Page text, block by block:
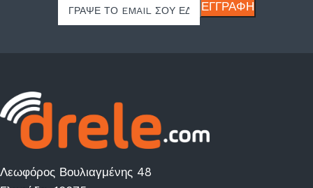
Λεωφόρος Βουλιαγμένης 48